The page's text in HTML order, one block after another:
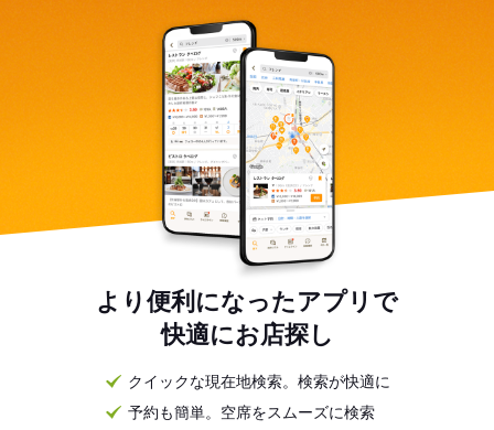
より便利になったアプリで
快適にお店探し
クイックな現在地検索。検索が快適に
予約も簡単。空席をスムーズに検索